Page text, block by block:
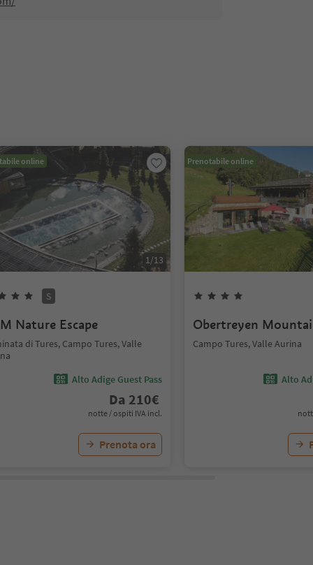
online
1/13
S
Nature Escape
di Tures, Campo Tures, Valle
Alto Adige Guest Pass
Da 210€
notte / ospiti IVA incl.
Prenota ora
Prenotabile online
Obertreyen
Campo Tures, Valle Aurina
Alto